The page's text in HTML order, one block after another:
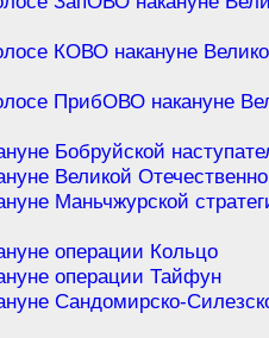
КОВО накануне
ПрибОВО накануне
Бобруйской
Великой
Маньчжурской
операции Кольцо
операции Тайфун
Сандомирско-